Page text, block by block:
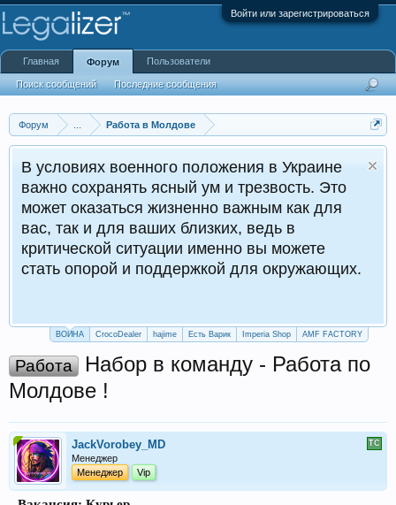
Войти или зарегистрироваться
Форум Работа в Молдове
В условиях военного положения в Украине
важно сохранять ясный ум и трезвость. Это
может оказаться жизненно важным как для
вас, так и для ваших близких, ведь в
критической ситуации именно вы можете
стать опорой и поддержкой для окружающих.
ВОЙНА CrocoDealer hajime Есть Варик Imperia Shop AMF FACTORY
Работа
Набор в команду - Работа по
Молдове !
JackVorobey_MD
Менеджер
Менеджер
Vip
Главная Форум
Поиск сообщений Последние сообщения
Пользователи